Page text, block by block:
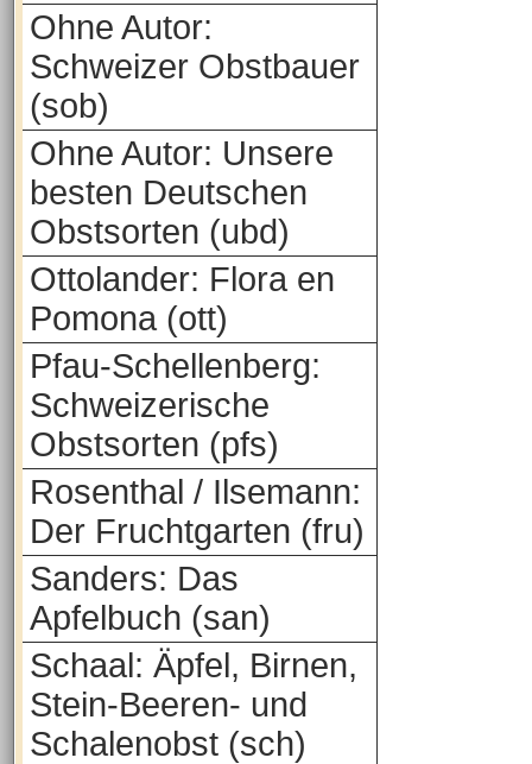
Ohne Autor:
Schweizer Obstbauer
(sob)
Ohne Autor: Unsere
besten Deutschen
Obstsorten (ubd)
Ottolander: Flora en
Pomona (ott)
Pfau-Schellenberg:
Schweizerische
Obstsorten (pfs)
Rosenthal / Ilsemann:
Der Fruchtgarten (fru)
Sanders: Das
Apfelbuch (san)
Schaal: Äpfel, Birnen,
Stein-Beeren- und
Schalenobst (sch)